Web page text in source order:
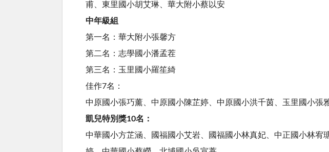
甫、東里國小胡艾琳、華大附小蔡以安
中年級組
第一名：華大附小張馨方
第二名：志學國小潘孟茬
第三名：玉里國小羅笙綺
佳作7名：
中原國小張巧薰、中原國小陳芷婷、中原國小洪千茵、玉里國小
凱兒特別獎10名：
中華國小方芷涵、國福國小艾岩、國福國小林真妃、中正國小林